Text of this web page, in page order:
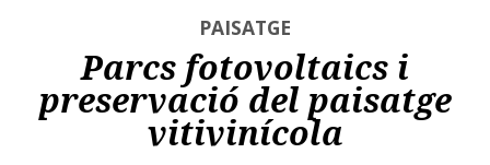
PAISATGE
Parcs fotovoltaics i
preservació del paisatge
vitivinícola